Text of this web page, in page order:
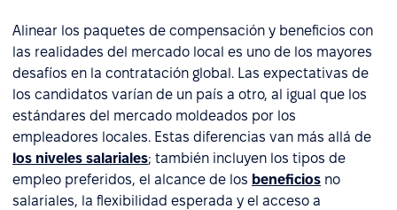
Alinear los paquetes de compensación y beneficios con
las realidades del mercado local es uno de los mayores
desafíos en la contratación global. Las expectativas de
los candidatos varían de un país a otro, al igual que los
estándares del mercado moldeados por los
empleadores locales. Estas diferencias van más allá de
los niveles salariales; también incluyen los tipos de
empleo preferidos, el alcance de los beneficios no
salariales, la flexibilidad esperada y el acceso a